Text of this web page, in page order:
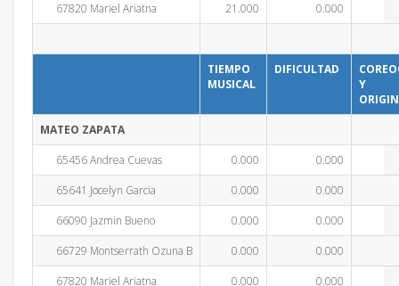
67820 Mariel Ariatna
21.000 0.000
TIEMPO
MUSICAL
DIFICULTAD
Y
MATEO ZAPATA
65456 Andrea Cuevas
0.000
0.000
65641 Jocelyn Garcia
0.000
0.000
66090 Jazmin Bueno
0.000
0.000
66729 Montserrath Ozuna B
0.000
0.000
67820 Mariel Ariatna
0.000 0.000